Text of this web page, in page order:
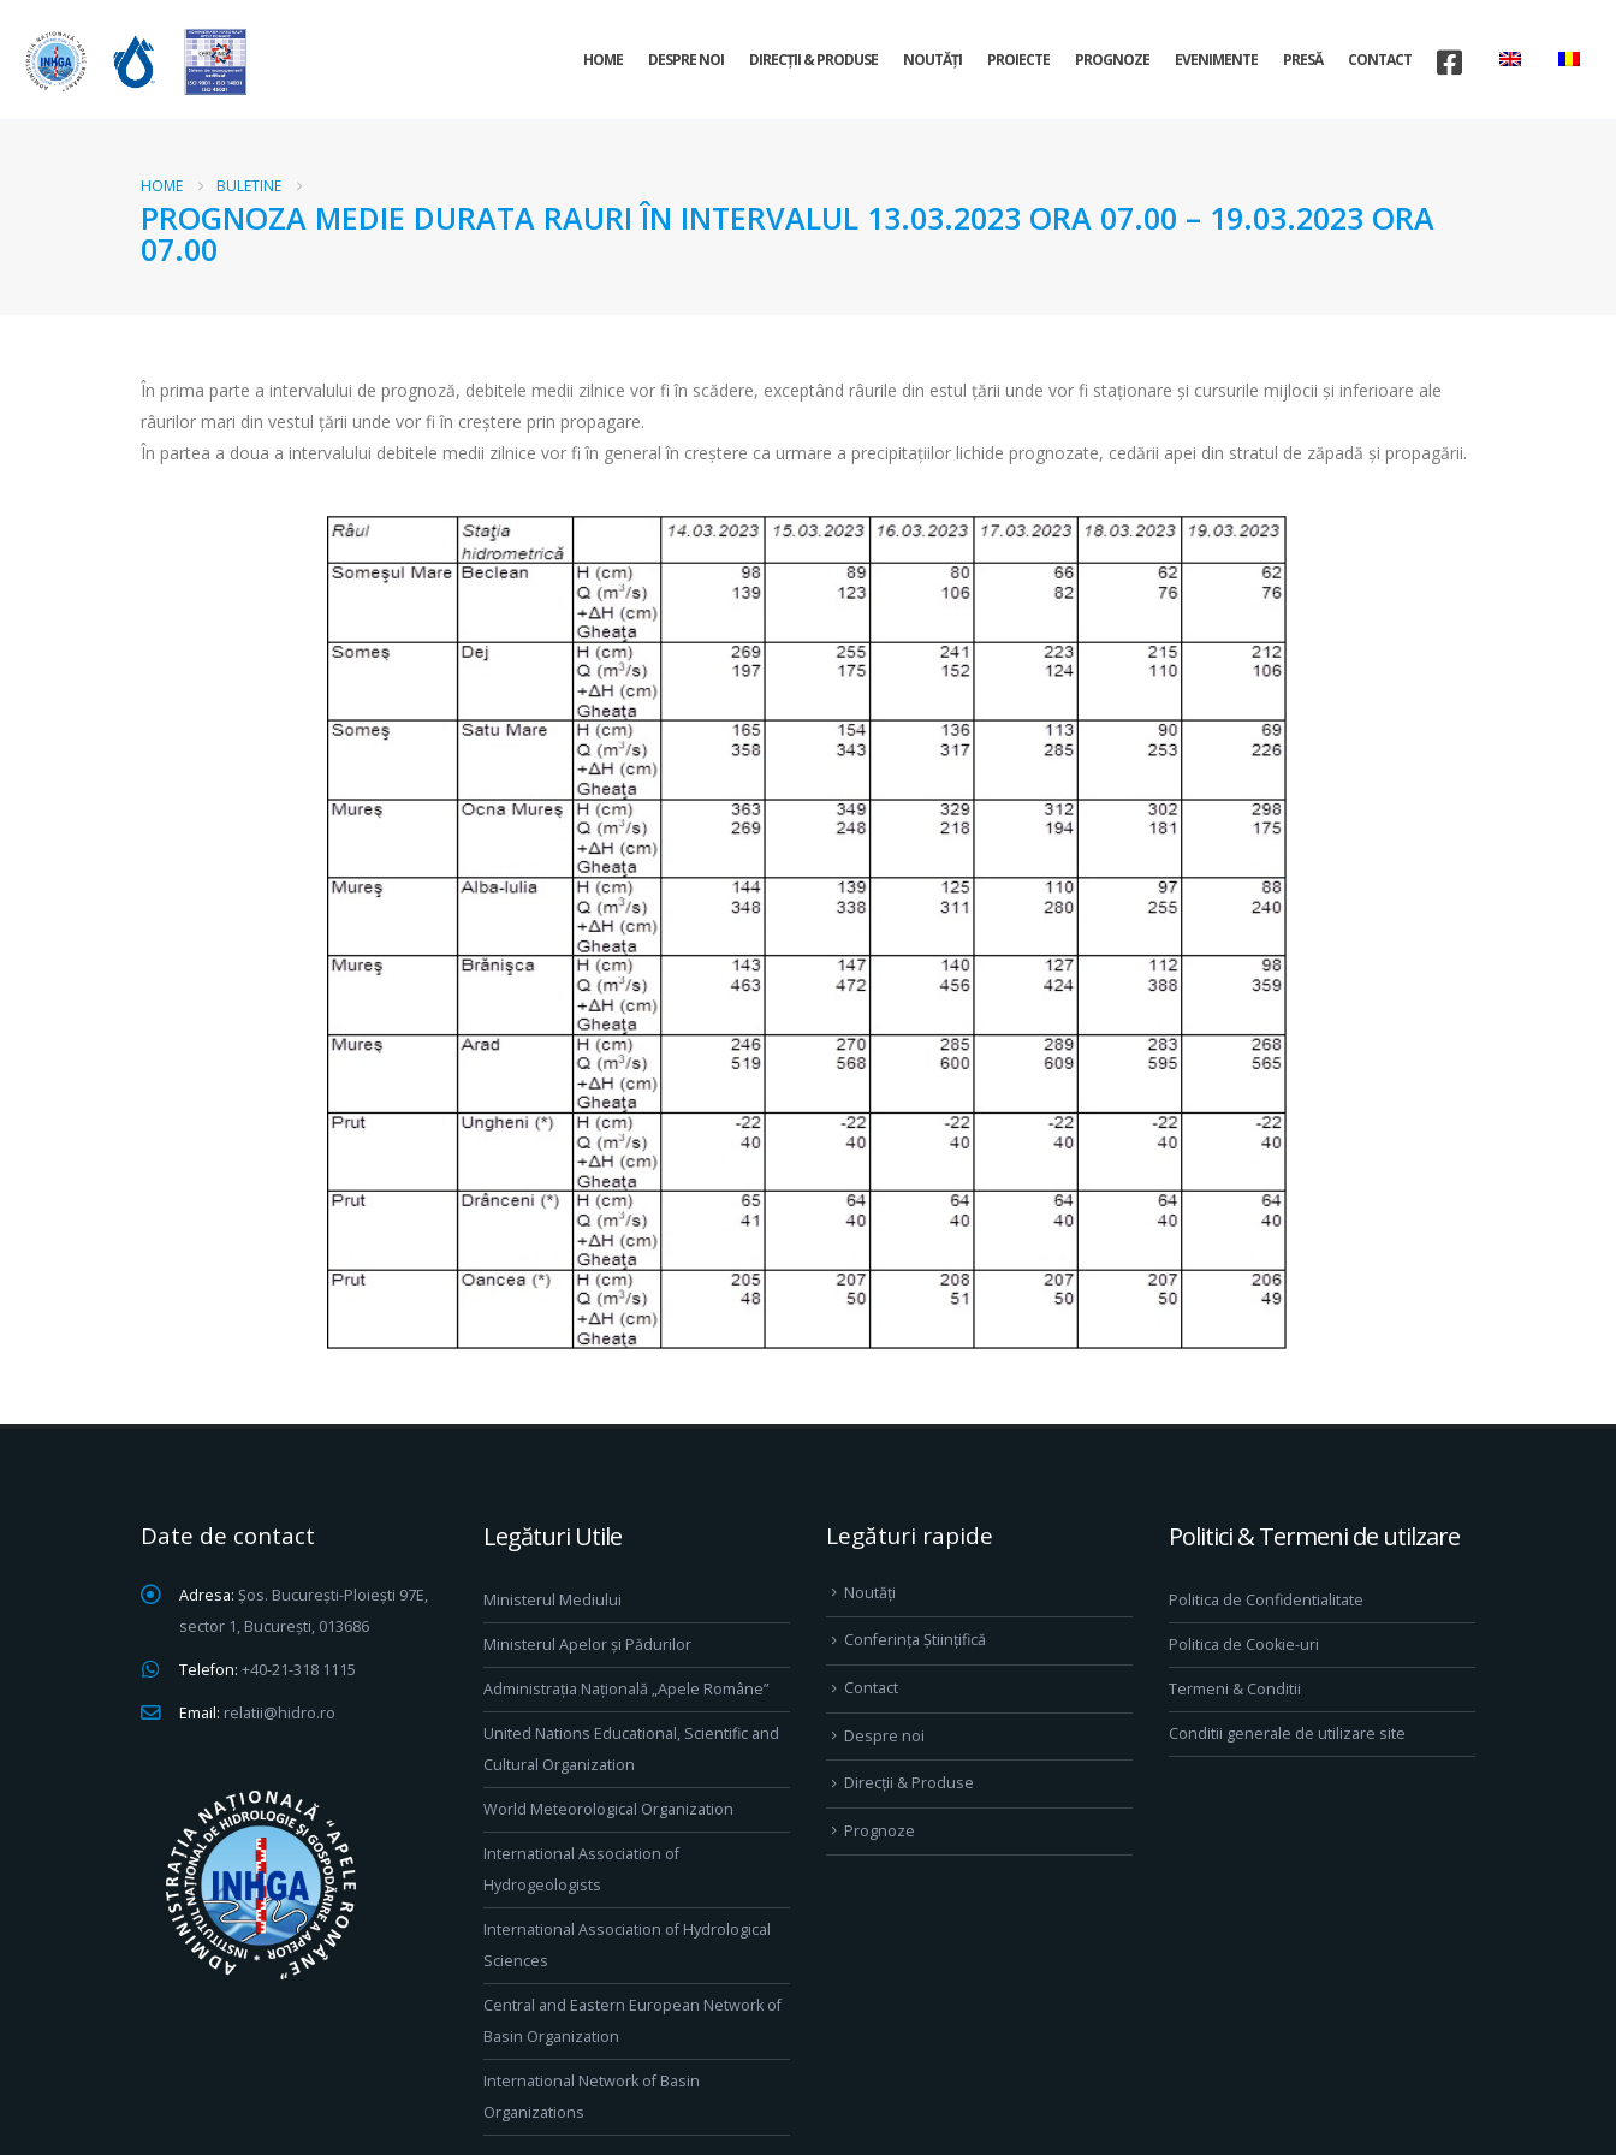
HOME DESPRE NOI DIRECŢII & PRODUSE NOUTĂȚI PROIECTE PROGNOZE EVENIMENTE PRESĂ CONTACT
HOME BULETINE
PROGNOZA MEDIE DURATA RAURI ÎN INTERVALUL 13.03.2023 ORA 07.00 – 19.03.2023 ORA
07.00
În prima parte a intervalului de prognoză, debitele medii zilnice vor fi în scădere, exceptând râurile din estul țării unde vor fi staționare și cursurile mijlocii și inferioare ale
râurilor mari din vestul țării unde vor fi în creștere prin propagare.
În partea a doua a intervalului debitele medii zilnice vor fi în general în creștere ca urmare a precipitațiilor lichide prognozate, cedării apei din stratul de zăpadă și propagării.
Date de contact
Adresa: Șos. București-Ploiești 97E,
sector 1, București, 013686
Telefon: +40-21-318 1115
Email: relatii@hidro.ro
Legături Utile
Ministerul Mediului
Ministerul Apelor și Pădurilor
Administrația Națională „Apele Române”
United Nations Educational, Scientific and
Cultural Organization
World Meteorological Organization
International Association of
Hydrogeologists
International Association of Hydrological
Sciences
Central and Eastern European Network of
Basin Organization
International Network of Basin
Organizations
Legături rapide
Noutăți
Conferința Științifică
Contact
Despre noi
Direcţii & Produse
Prognoze
Politici & Termeni de utilzare
Politica de Confidentialitate
Politica de Cookie-uri
Termeni & Conditii
Conditii generale de utilizare site